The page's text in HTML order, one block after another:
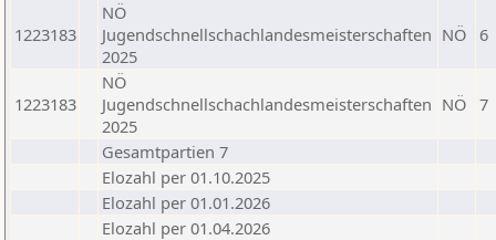
1223183
NÖ
Jugendschnellschachlandesmeisterschaften
2025
NÖ 6
1223183
NÖ
Jugendschnellschachlandesmeisterschaften
2025
NÖ 7
Gesamtpartien 7
Elozahl per 01.10.2025
Elozahl per 01.01.2026
Elozahl per 01.04.2026